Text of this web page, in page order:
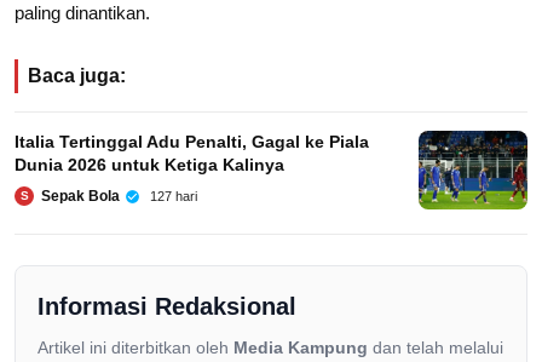
paling dinantikan.
Baca juga:
Italia Tertinggal Adu Penalti, Gagal ke Piala
Dunia 2026 untuk Ketiga Kalinya
S Sepak Bola 127 hari
Informasi Redaksional
Artikel ini diterbitkan oleh Media Kampung dan telah melalui